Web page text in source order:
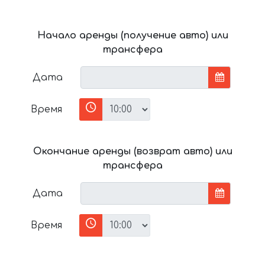
Начало аренды (получение авто) или
трансфера
Дата
Время
Окончание аренды (возврат авто) или
трансфера
Дата
Время